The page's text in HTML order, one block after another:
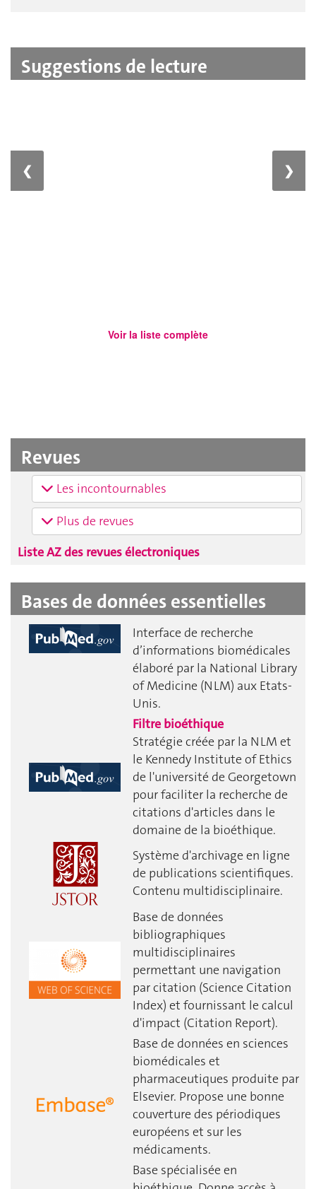
Suggestions de lecture
Revues
Les incontournables
Plus de revues
Liste AZ des revues électroniques
Bases de données essentielles
Interface de recherche
d’informations biomédicales
élaboré par la National Library
of Medicine (NLM) aux Etats-
Unis.
Filtre bioéthique
Stratégie créée par la NLM et
le Kennedy Institute of Ethics
de l'université de Georgetown
pour faciliter la recherche de
citations d'articles dans le
domaine de la bioéthique.
Système d'archivage en ligne
de publications scientifiques.
Contenu multidisciplinaire.
Base de données
bibliographiques
multidisciplinaires
permettant une navigation
par citation (Science Citation
Index) et fournissant le calcul
d'impact (Citation Report).
Base de données en sciences
biomédicales et
pharmaceutiques produite par
Elsevier. Propose une bonne
couverture des périodiques
européens et sur les
médicaments.
Base spécialisée en